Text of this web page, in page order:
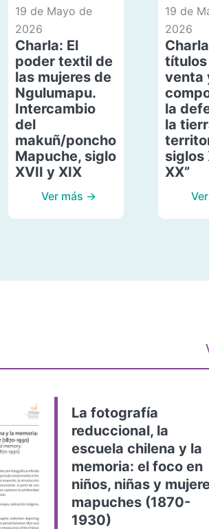
19 de Mayo de
2026
Charla: El
poder textil de
las mujeres de
Ngulumapu.
Intercambio
del
makuñ/poncho
Mapuche, siglo
XVII y XIX
Ver más →
19 de
2026
títulos
venta
la
la
siglos
XX”
La fotografía
reduccional, la
escuela chilena y la
memoria: el foco en
niños, niñas y
mapuches (1870-
1930)